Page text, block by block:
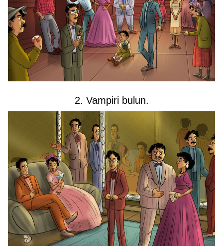
2. Vampiri bulun.